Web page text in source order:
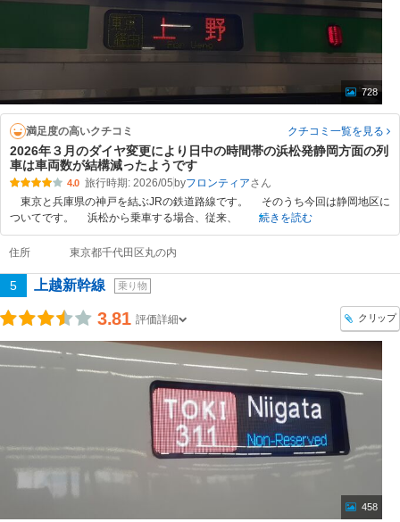
728
満足度の高いクチコミ クチコミ一覧を見る
2026年３月のダイヤ変更により日中の時間帯の浜松発静岡方面の列
車は車両数が結構減ったようです
4.0 旅行時期: 2026/05 byフロンティア
東京と兵庫県の神戸を結ぶJRの鉄道路線です。 そのうち今回は静岡地区に
ついてです。 浜松から乗車する場合、従来、
続きを読む
住所 東京都千代田区丸の内
5 上越新幹線 乗り物
3.81 評価詳細 クリップ
458